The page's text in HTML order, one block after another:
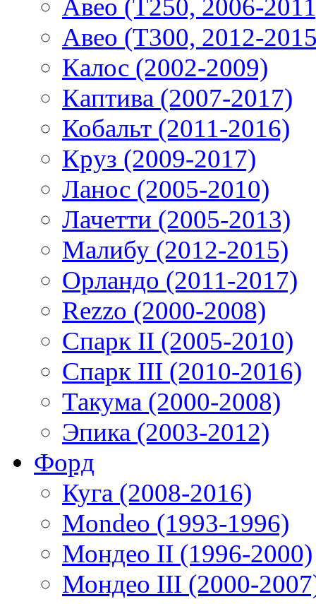
Авео (T250, 2006-
Авео (T300, 2012-
Калос (2002-2009)
Каптива (2007-2017)
Кобальт (2011-2016)
Круз (2009-2017)
Ланос (2005-2010)
Лачетти (2005-2013)
Малибу (2012-2015)
Орландо (2011-2017)
Rezzo (2000-2008)
Спарк II (2005-2010)
Спарк III (2010-2016)
Такума (2000-2008)
Эпика (2003-2012)
Форд
Куга (2008-2016)
Mondeo (1993-1996)
Мондео II (1996-2000)
Мондео III (2000-